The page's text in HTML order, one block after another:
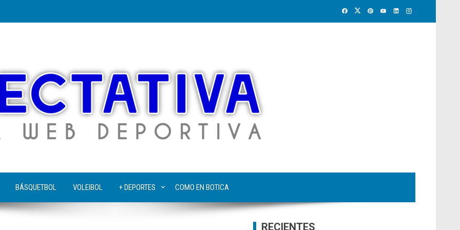
BÁSQUETBOL VOLEIBOL + DEPORTES COMO EN BOTICA
RECIENTES